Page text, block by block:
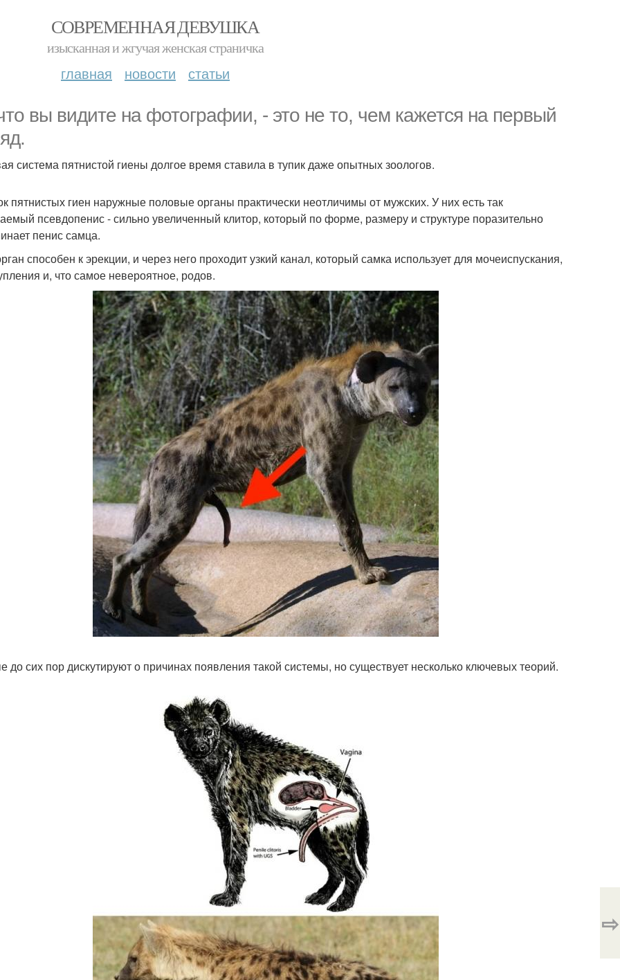
СОВРЕМЕННАЯ ДЕВУШКА
изысканная и жгучая женская страничка
главная новости статьи
вы видите на фотографии, - это не то, чем кажется на первый
система пятнистой гиены долгое время ставила в тупик даже опытных зоологов.
пятнистых гиен наружные половые органы практически неотличимы от мужских. У них есть так
псевдопенис - сильно увеличенный клитор, который по форме, размеру и структуре поразительно
пенис самца.
способен к эрекции, и через него проходит узкий канал, который самка использует для мочеиспускания,
и, что самое невероятное, родов.
до сих пор дискутируют о причинах появления такой системы, но существует несколько ключевых теорий.
⇨